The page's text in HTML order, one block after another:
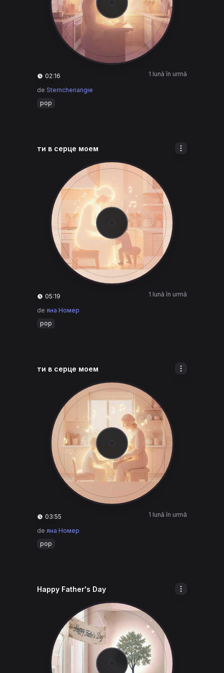
02:16 1 lună în urmă
de Sternchenangie
pop
ти в серце моем
05:19 1 lună în urmă
de яна Номер
pop
ти в серце моем
03:55 1 lună în urmă
de яна Номер
pop
Happy Father's Day